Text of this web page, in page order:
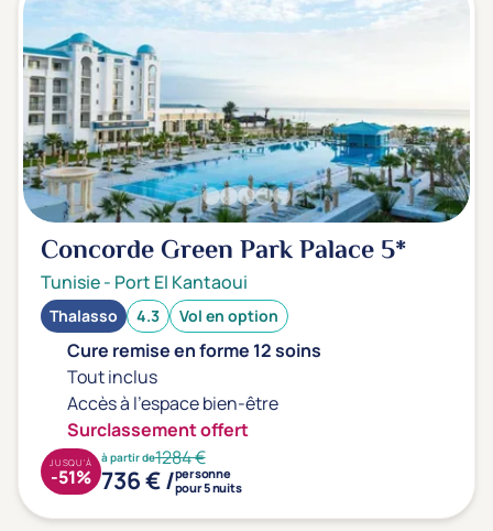
Concorde Green Park Palace5*
Tunisie- Port El Kantaoui
Thalasso 4.3 Vol en option
Cure remise en forme 12 soins
Tout inclus
Accès à l'espace bien-être
Surclassement offert
à partir de1284 €
736 € /personne
pour 5 nuits
JUSQU'À
-51%